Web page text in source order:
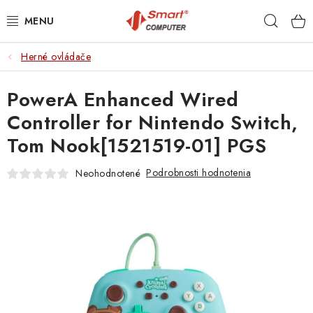
na
NOTEBOOKY
MOBILNÉ ZARIADENIA
PC A KOMPONENTY
PERIFÉRIE
Herné ovládače
PowerA Enhanced Wired
Controller for Nintendo Switch,
Tom Nook[1521519-01] PGS
Neohodnotené Podrobnosti hodnotenia